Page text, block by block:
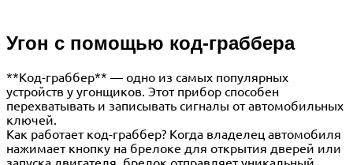
Угон с помощью код-граббера
**Код-граббер** — одно из самых популярных
устройств у угонщиков. Этот прибор способен
перехватывать и записывать сигналы от автомобильных
ключей.
Как работает код-граббер? Когда владелец автомобиля
нажимает кнопку на брелоке для открытия дверей или